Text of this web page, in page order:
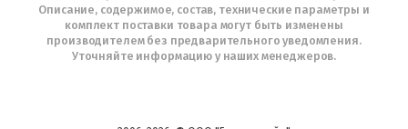
Описание, содержимое, состав, технические параметры и
комплект поставки товара могут быть изменены
производителем без предварительного уведомления.
Уточняйте информацию у наших менеджеров.